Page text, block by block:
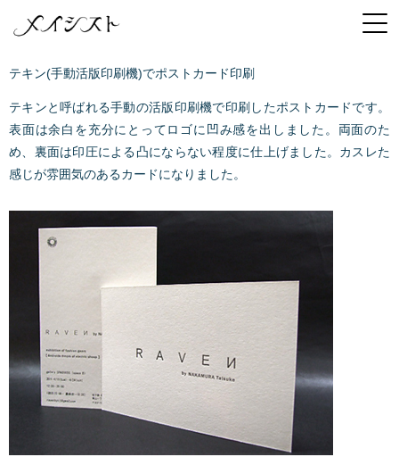
テキン(手動活版印刷機)でポストカード印刷
テキンと呼ばれる手動の活版印刷機で印刷したポストカードです。
表面は余白を充分にとってロゴに凹み感を出しました。両面のた
め、裏面は印圧による凸にならない程度に仕上げました。カスレた
感じが雰囲気のあるカードになりました。